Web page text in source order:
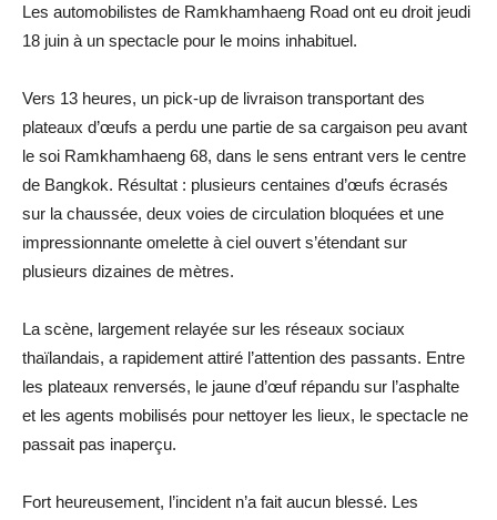
Les automobilistes de Ramkhamhaeng Road ont eu droit jeudi
18 juin à un spectacle pour le moins inhabituel.
Vers 13 heures, un pick-up de livraison transportant des
plateaux d’œufs a perdu une partie de sa cargaison peu avant
le soi Ramkhamhaeng 68, dans le sens entrant vers le centre
de Bangkok. Résultat : plusieurs centaines d’œufs écrasés
sur la chaussée, deux voies de circulation bloquées et une
impressionnante omelette à ciel ouvert s’étendant sur
plusieurs dizaines de mètres.
La scène, largement relayée sur les réseaux sociaux
thaïlandais, a rapidement attiré l’attention des passants. Entre
les plateaux renversés, le jaune d’œuf répandu sur l’asphalte
et les agents mobilisés pour nettoyer les lieux, le spectacle ne
passait pas inaperçu.
Fort heureusement, l’incident n’a fait aucun blessé. Les